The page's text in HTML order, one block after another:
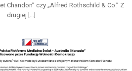
Chandon” czy „Alfred Rothschild & Co.” Z
drugiej […]